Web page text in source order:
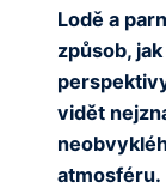
Lodě a
způsob,
vidět
atmosféru.